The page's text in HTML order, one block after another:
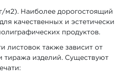
м2). Наиболее дорогостоящий
качественных и эстетически
продуктов.
листовок также зависит от
тиража изделий. Существуют